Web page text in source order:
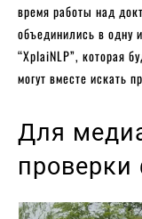
время работы над
объединились в одну
“XplaiNLP”, которая
могут вместе искать
Для
проверки